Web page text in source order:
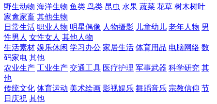
野生动物 海洋生物 鱼类 鸟类 昆虫 水果 蔬菜 花草 树木树叶
家禽家畜 其他生物
日常生活 职业人物 明星偶像 人物摄影 儿童幼儿 老年人物 男
性男人 女性女人 其他人物
生活素材 娱乐休闲 学习办公 家居生活 体育用品 电脑网络 数
码家电 其他
农业生产 工业生产 交通工具 医疗护理 军事武器 科学研究 其
他
传统文化 体育运动 美术绘画 影视娱乐 舞蹈音乐 宗教信仰 节
日庆祝 其他